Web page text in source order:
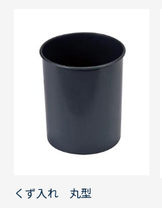
くず入れ 丸型